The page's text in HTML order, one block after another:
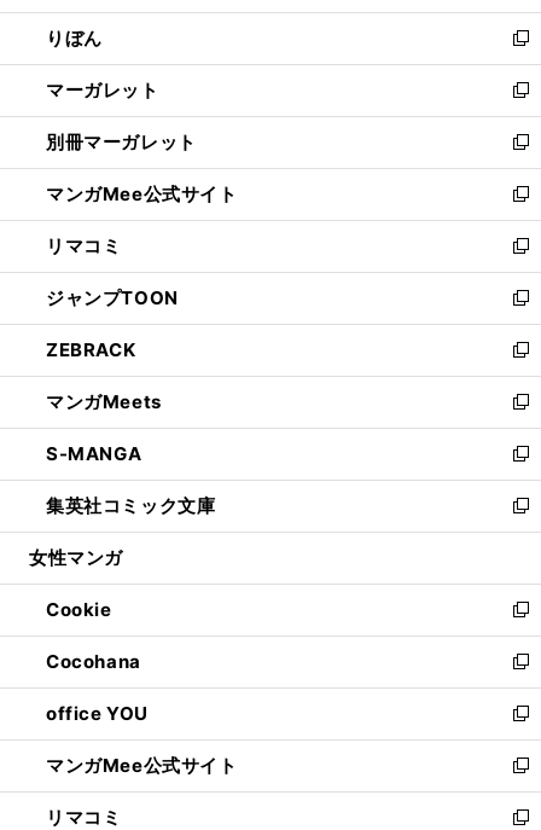
開
く
ウ
で
開
く
ン
ド
ウ
で
開
く
ウ
ィ
ン
ド
ウ
で
開
く
りぼん
新
し
い
ウ
ィ
ン
ド
ウ
で
開
く
マーガレット
新
し
い
ウ
ィ
ン
ド
ウ
で
開
く
別冊マーガレット
新
し
い
ウ
ィ
ン
ド
ウ
で
開
く
マンガMee公式サイト
新
し
い
ウ
ィ
ン
ド
ウ
で
開
く
リマコミ
新
し
い
ウ
ィ
ン
ド
ウ
で
開
く
ジャンプTOON
新
し
い
ウ
ィ
ン
ド
ウ
で
開
ZEBRACK
新
し
い
ウ
ィ
ン
ド
ウ
開
く
マンガMeets
新
し
い
ウ
ィ
ン
ウ
で
開
く
S-MANGA
新
し
い
ウ
ン
ド
ウ
で
開
く
集英社コミック文庫
新
し
ウ
ィ
ン
ド
ウ
で
開
く
女性マンガ
Cookie
新
し
い
ウ
ィ
ン
ド
ウ
で
Cocohana
新
し
い
ウ
ィ
ン
ド
office YOU
新
し
い
ウ
ィ
マンガMee公式サイト
新
し
い
リマコミ 新